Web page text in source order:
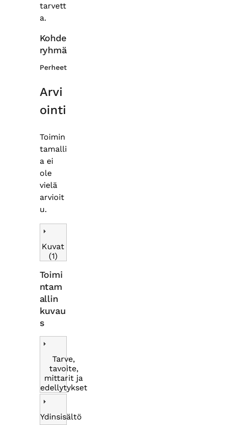
tarvett
a.
Kohde
ryhmä
Perheet
Arvi
ointi
Toimin
tamalli
a ei
ole
vielä
arvioit
u.
Kuvat
(1)
Toimi
ntam
allin
kuvau
s
Tarve,
tavoite,
mittarit ja
edellytykset
Ydinsisältö